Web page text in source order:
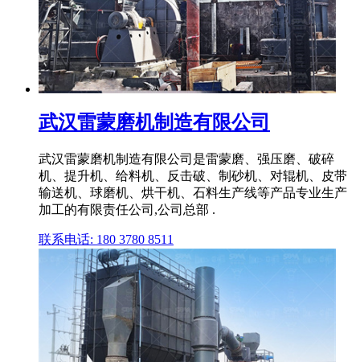
武汉雷蒙磨机制造有限公司
武汉雷蒙磨机制造有限公司是雷蒙磨、强压磨、破碎
机、提升机、给料机、反击破、制砂机、对辊机、皮带
输送机、球磨机、烘干机、石料生产线等产品专业生产
加工的有限责任公司,公司总部 .
联系电话: 180 3780 8511